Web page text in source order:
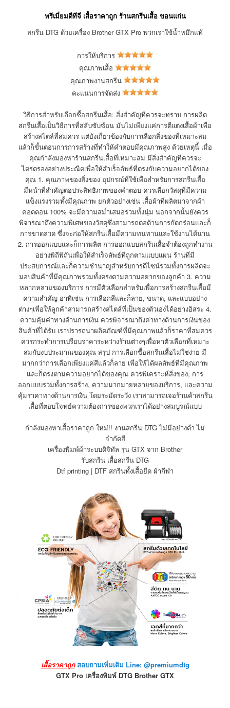
พรีเมี่ยมดีทีจี เสื้อราคาถูก ร้านสกรีนเสื้อ ขอนแก่น
สกรีน DTG ด้วยเครื่อง Brother GTX Pro พวกเราใช้น้ำหมึกแท้
การให้บริการ
คุณภาพเสื้อ
คุณภาพงานสกรีน
คะแนนการจัดส่ง
วิธีการสำหรับเลือกซื้อสกรีนเสื้อ: สิ่งสำคัญที่ควรจะทราบ การผลิต
สกรีนเสื้อเป็นวิธีการที่สลับซับซ้อน มันไม่เพียงแค่การตีแต่งเสื้อผ้าเพื่อ
สร้างสไตล์ที่สมควร แต่ยังเกี่ยวข้องกับการเลือกสิ่งของที่เหมาะสม
แล้วก็ขั้นตอนการการสร้างที่ทำให้คำตอบมีคุณภาพสูง ด้วยเหตุนี้ เมื่อ
คุณกำลังมองหาร้านสกรีนเสื้อที่เหมาะสม มีสิ่งสำคัญที่ควรจะ
ไตร่ตรองอย่างประณีตเพื่อให้สำเร็จลัพธ์ที่ตรงกับความอยากได้ของ
คุณ 1. คุณภาพของสิ่งของ อุปกรณ์ที่ใช้เพื่อสำหรับการสกรีนเสื้อ
มีหน้าที่สำคัญต่อประสิทธิภาพของคำตอบ ควรเลือกวัสดุที่มีความ
แข็งแรงรวมทั้งมีคุณภาพ ยกตัวอย่างเช่น เสื้อผ้าที่ผลิตมาจากผ้า
คอตตอน 100% จะมีความสม่ำเสมอรวมทั้งนุ่ม นอกจากนั้นยังควร
พิจารณาถึงความพิเศษของวัสดุซึ่งสามารถต่อต้านการกัดกร่อนและก็
การขาดลวด ซึ่งจะก่อให้สกรีนเสื้อมีความทนทานและใช้งานได้นาน
2. การออกแบบและก็การผลิต การออกแบบสกรีนเสื้อจำต้องถูกทำงาน
อย่างพิถีพิถันเพื่อให้สำเร็จลัพธ์ที่ถูกตามแบบแผน ร้านที่มี
ประสบการณ์และก็ความชำนาญสำหรับการดีไซน์รวมทั้งการผลิตจะ
มอบสินค้าที่มีคุณภาพรวมทั้งตรงตามความอยากของลูกค้า 3. ความ
หลากหลายของบริการ การมีตัวเลือกสำหรับเพื่อการสร้างสกรีนเสื้อมี
ความสำคัญ อาทิเช่น การเลือกสีและก็ลาย, ขนาด, และแบบอย่าง
ต่างๆเพื่อให้ลูกค้าสามารถสร้างสไตล์ที่เป็นของตัวเองได้อย่างอิสระ 4.
ความคุ้มค่าทางด้านการเงิน ควรพิจารณาถึงค่าทางด้านการเงินของ
สินค้าที่ได้รับ เราปรารถนาผลิตภัณฑ์ที่มีคุณภาพแล้วก็ราคาที่สมควร
ควรกระทำการเปรียบราคาระหว่างร้านต่างๆเพื่อหาตัวเลือกที่เหมาะ
สมกับงบประมาณของคุณ สรุป การเลือกซื้อสกรีนเสื้อไม่ใช่ง่าย มี
มากกว่าการเลือกเพียงแค่สีแล้วก็ลาย เพื่อให้ได้ผลลัพธ์ที่มีคุณภาพ
และก็ตรงตามความอยากได้ของคุณ ควรพิเคราะห์สิ่งของ, การ
ออกแบบรวมทั้งการสร้าง, ความมากมายหลายของบริการ, และความ
คุ้มราคาทางด้านการเงิน โดยระมัดระวัง เราสามารถเจอร้านค้าสกรีน
เสื้อที่ตอบโจทย์ความต้องการของพวกเราได้อย่างสมบูรณ์แบบ
กำลังมองหาเสื้อราคาถูก ใหม่!! งานสกรีน DTG ไม่มีอย่างต่ำ ไม่
จำกัดสี
เครื่องพิมพ์ผ้าระบบดิจิทัล รุ่น GTX จาก Brother
รับสกรีน เสื้อสกรีน DTG
Dtf printing | DTF สกรีนทั้งเสื้อยืด ผ้ากีฬา
เสื้อราคาถูก สอบถามเพิ่มเติม Line: @premiumdtg
GTX Pro เครื่องพิมพ์ DTG Brother GTX